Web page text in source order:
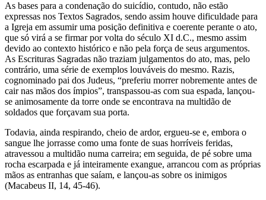
As bases para a condenação do suicídio, contudo, não estão
expressas nos Textos Sagrados, sendo assim houve dificuldade para
a Igreja em assumir uma posição definitiva e coerente perante o ato,
que só virá a se firmar por volta do século XI d.C., mesmo assim
devido ao contexto histórico e não pela força de seus argumentos.
As Escrituras Sagradas não traziam julgamentos do ato, mas, pelo
contrário, uma série de exemplos louváveis do mesmo. Razis,
cognominado pai dos Judeus, “preferiu morrer nobremente antes de
cair nas mãos dos ímpios”, transpassou-as com sua espada, lançou-
se animosamente da torre onde se encontrava na multidão de
soldados que forçavam sua porta.
Todavia, ainda respirando, cheio de ardor, ergueu-se e, embora o
sangue lhe jorrasse como uma fonte de suas horríveis feridas,
atravessou a multidão numa carreira; em seguida, de pé sobre uma
rocha escarpada e já inteiramente exangue, arrancou com as próprias
mãos as entranhas que saíam, e lançou-as sobre os inimigos
(Macabeus II, 14, 45-46).